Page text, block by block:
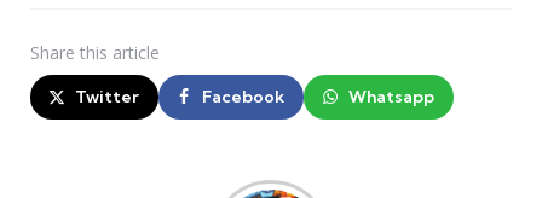
Share this article
Twitter Facebook Whatsapp